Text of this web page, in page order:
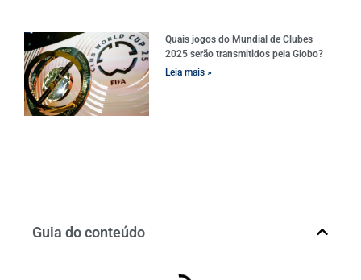
Quais jogos do Mundial de Clubes
2025 serão transmitidos pela Globo?
Leia mais »
Guia do conteúdo